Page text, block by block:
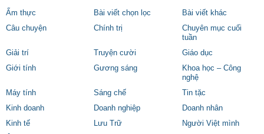
Ẩm thực Bài viết chọn lọc
Bài viết khác
Câu chuyện
Chính trị
Chuyên mục cuối
tuần
Giải trí
Truyện cười
Giáo dục
Giới tính
Gương sáng
Khoa học – Công
nghệ
Máy tính
Sáng chế
Tin tặc
Kinh doanh
Doanh nghiệp
Doanh nhân
Kinh tế
Lưu Trữ
Người Việt mình